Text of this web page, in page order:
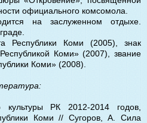
официального комсомола.
на заслуженном отдыхе.
Республики Коми (2005), знак
Коми» (2007), звание
Коми» (2008).
культуры РК 2012-2014 годов,
Коми // Сугоров, А. Сила